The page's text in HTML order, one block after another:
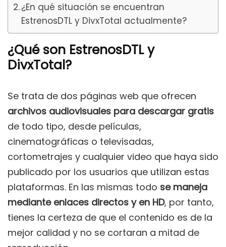
¿En qué situación se encuentran
EstrenosDTL y DivxTotal actualmente?
¿Qué son EstrenosDTL y
DivxTotal?
Se trata de dos páginas web que ofrecen
archivos audiovisuales para descargar gratis
de todo tipo, desde películas,
cinematográficas o televisadas,
cortometrajes y cualquier video que haya sido
publicado por los usuarios que utilizan estas
plataformas. En las mismas todo se maneja
mediante enlaces directos y en HD, por tanto,
tienes la certeza de que el contenido es de la
mejor calidad y no se cortaran a mitad de